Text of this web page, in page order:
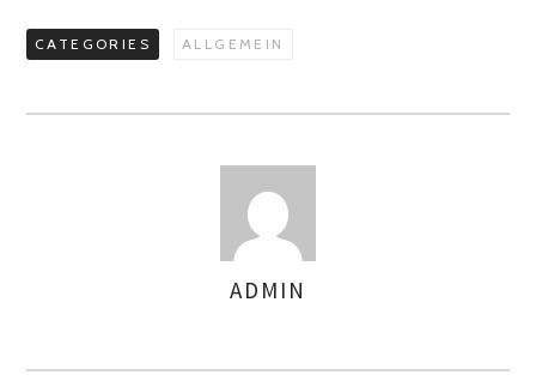
CATEGORIES ALLGEMEIN
ADMIN